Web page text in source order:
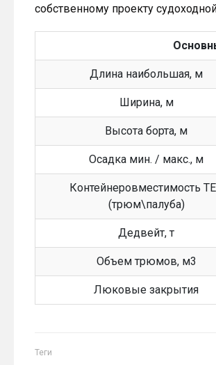
собственному проекту
Длина наибольшая, м
Ширина, м
Высота борта, м
Осадка мин. / макс., м
Контейнеровместимость
(трюм\палуба)
Дедвейт, т
Объем трюмов, м3
Люковые закрытия
Теги